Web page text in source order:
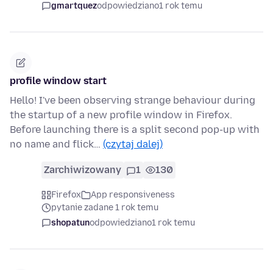
gmartquezodpowiedziano1 rok temu
profile window start
Hello! I've been observing strange behaviour during
the startup of a new profile window in Firefox.
Before launching there is a split second pop-up with
no name and flick… (czytaj dalej)
Zarchiwizowany 1 130
Firefox
App responsiveness
pytanie zadane 1 rok temu
shopatunodpowiedziano1 rok temu